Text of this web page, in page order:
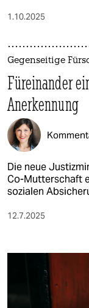
1.10.2025
Gegenseitige
Füreinander
Anerkennung
Die neue
Co-Mutterschaft
sozialen
12.7.2025